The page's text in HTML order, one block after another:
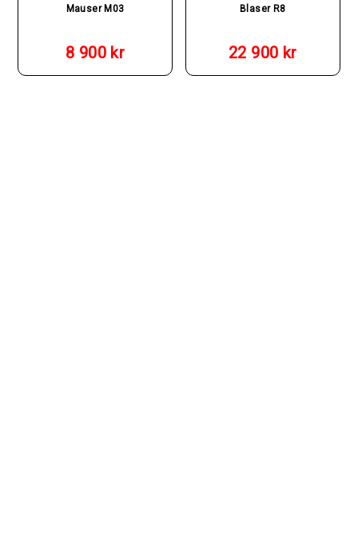
Mauser M03
8 900 kr
Blaser R8
22 900 kr